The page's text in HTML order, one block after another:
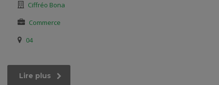
Ciffréo Bona
Commerce
04
Lire plus